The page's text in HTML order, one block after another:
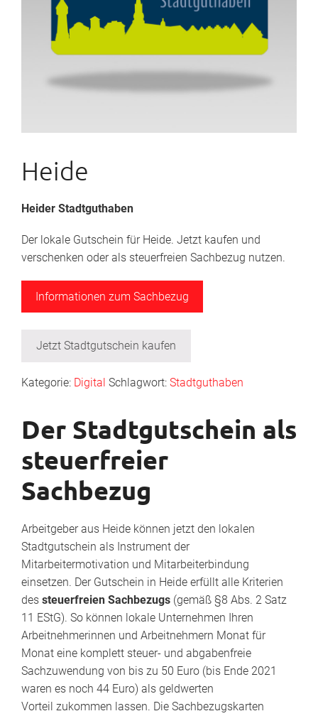
Heide
Heider Stadtguthaben
Der lokale Gutschein für Heide. Jetzt kaufen und
verschenken oder als steuerfreien Sachbezug nutzen.
Informationen zum Sachbezug
Jetzt Stadtgutschein kaufen
Kategorie: Digital Schlagwort: Stadtguthaben
Der Stadtgutschein als
steuerfreier
Sachbezug
Arbeitgeber aus Heide können jetzt den lokalen
Stadtgutschein als Instrument der
Mitarbeitermotivation und Mitarbeiterbindung
einsetzen. Der Gutschein in Heide erfüllt alle Kriterien
des steuerfreien Sachbezugs (gemäß §8 Abs. 2 Satz
11 EStG). So können lokale Unternehmen Ihren
Arbeitnehmerinnen und Arbeitnehmern Monat für
Monat eine komplett steuer- und abgabenfreie
Sachzuwendung von bis zu 50 Euro (bis Ende 2021
waren es noch 44 Euro) als geldwerten
Vorteil zukommen lassen. Die Sachbezugskarten